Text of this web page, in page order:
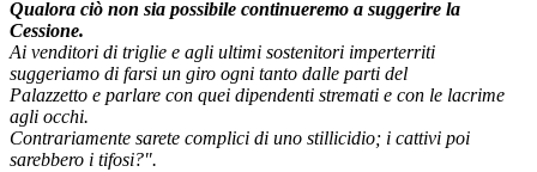
Qualora ciò non sia possibile continueremo a suggerire la
Cessione.
Ai venditori di triglie e agli ultimi sostenitori imperterriti
suggeriamo di farsi un giro ogni tanto dalle parti del
Palazzetto e parlare con quei dipendenti stremati e con le lacrime
agli occhi.
Contrariamente sarete complici di uno stillicidio; i cattivi poi
sarebbero i tifosi?".